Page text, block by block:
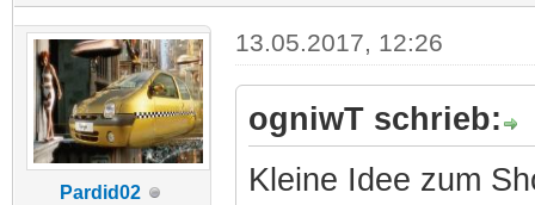
Pardid02
13.05.2017, 12:26
ogniwT schrieb:
Kleine Idee zum